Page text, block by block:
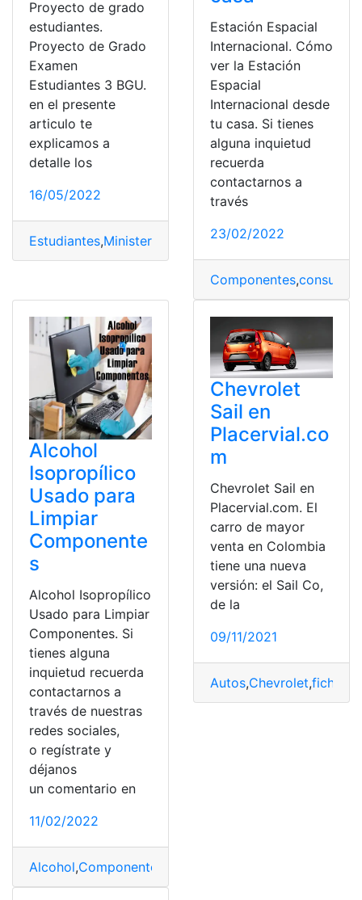
Proyecto de grado
estudiantes.
Proyecto de Grado
Examen
Estudiantes 3 BGU.
en el presente
articulo te
explicamos a
detalle los
16/05/2022
Estudiantes,Ministerio de Educación ,Proyecto
Estación Espacial
Internacional. Cómo
ver la Estación
Espacial
Internacional desde
tu casa. Si tienes
alguna inquietud
recuerda
contactarnos a
través
23/02/2022
Componentes,consumo
Alcohol
Isopropílico
Usado para
Limpiar
Componente
s
Alcohol Isopropílico
Usado para Limpiar
Componentes. Si
tienes alguna
inquietud recuerda
contactarnos a
través de nuestras
redes sociales,
o regístrate y
déjanos
un comentario en
11/02/2022
Alcohol,Componentes
Chevrolet
Sail en
Placervial.co
m
Chevrolet Sail en
Placervial.com. El
carro de mayor
venta en Colombia
tiene una nueva
versión: el Sail Co,
de la
09/11/2021
Autos,Chevrolet,ficha